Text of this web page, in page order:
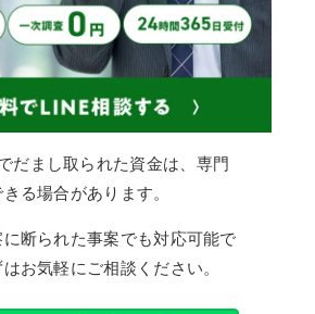
だまし取られた資金は、専門
る場合があります。
断られた事案でも対応可能で
お気軽にご相談ください。